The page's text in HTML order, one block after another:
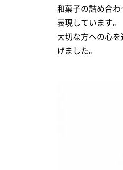
和菓子の詰め合わ
表現しています。
大切な方への心
げました。